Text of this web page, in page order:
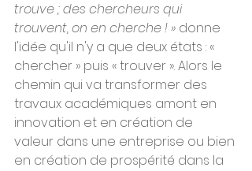
trouve ; des chercheurs qui
trouvent, on en cherche ! » donne
l'idée qu'il n'y a que deux états : «
chercher » puis « trouver ». Alors le
chemin qui va transformer des
travaux académiques amont en
innovation et en création de
valeur dans une entreprise ou bien
en création de prospérité dans la